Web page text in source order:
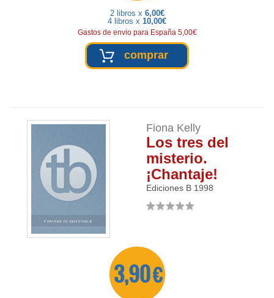
2 libros x 6,00€
4 libros x 10,00€
Gastos de envio para España 5,00€
comprar
Fiona Kelly
Los tres del
misterio.
¡Chantaje!
Ediciones B 1998
3,90 €